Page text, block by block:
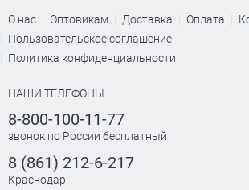
О нас Оптовикам Доставка Оплата
Пользовательское соглашение
Политика конфиденциальности
НАШИ ТЕЛЕФОНЫ
8-800-100-11-77
звонок по России бесплатный
8 (861) 212-6-217
Краснодар